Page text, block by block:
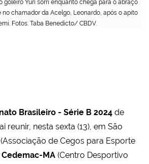
goleiro Yuri sorri enquanto chega para o abraço
no chamador da Acelgo, Leonardo, após o apito
Fotos: Taba Benedicto/ CBDV.
Brasileiro - Série B 2024 de
reunir, nesta sexta (13), em São
(Associação de Cegos para Esporte
Cedemac-MA (Centro Desportivo